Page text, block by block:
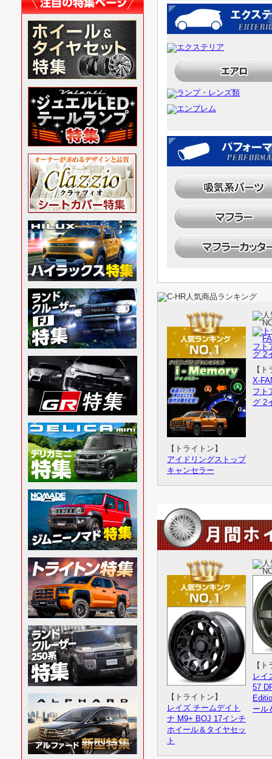
2/18 センター
2/17 ステアリ
2/12
2/10 IPF グリ
2/6 大人気の
12/12 冬本番直
12/11 大好評「
12/9 クロカン
11/29 JAOS ボ
11/27 BLACK
11/25 備えは早
11/17
11/11 「レイズ
クラッツ
10/30 ホイール
10/14 足元をお
10/10 スタッド
9/19 デルタフ
9/18
ピラーガーニッシュ
トライトン
センターダクトパネル
ステ
トライトン
BRACK BEAR サイド
ステップ
トラ
GSR
ベッ
GLS専用 クラッツィ
オ シートカバー スト
リーム ステッチ
トライトン
Clazzio 立体マット1
台分(NEWタイプ)
トラ
レイ
ナ
ホイ
トラ
【トライトン】
アイドリングストップ
キャンセラー
【
X-
フト
グ 2
【トライトン】
レイズ チームデイト
ナ M9+ BOJ 17インチ
ホイール＆タイヤセッ
ト
【
レイ
57
ール